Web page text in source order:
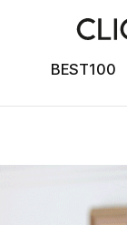
BEST100